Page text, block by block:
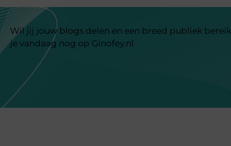
Wil jij jouw blogs delen en een breed publiek
je vandaag nog op Ginofey.nl